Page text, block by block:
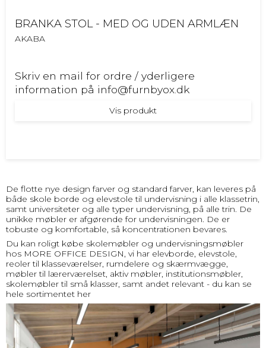
BRANKA STOL - MED OG UDEN ARMLÆN
AKABA
Skriv en mail for ordre / yderligere
information på info@furnbyox.dk
Vis produkt
De flotte nye design farver og standard farver, kan leveres på
både skole borde og elevstole til undervisning i alle klassetrin,
samt universiteter og alle typer undervisning, på alle trin. De
unikke møbler er afgørende for undervisningen. De er
tobuste og komfortable, så koncentrationen bevares.
Du kan roligt købe skolemøbler og undervisningsmøbler
hos MORE OFFICE DESIGN, vi har elevborde, elevstole,
reoler til klasseværelser, rumdelere og skærmvægge,
møbler til lærerværelset, aktiv møbler, institutionsmøbler,
skolemøbler til små klasser, samt andet relevant - du kan se
hele sortimentet her